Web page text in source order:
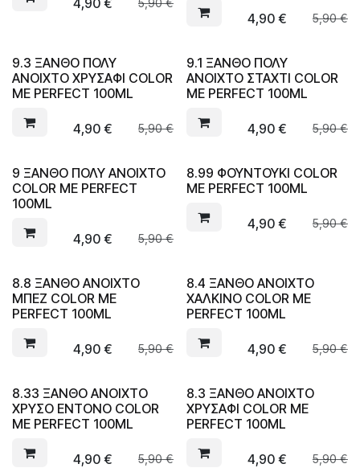
4,90€ 5,90€
9.3 ΞΑΝΘΟ ΠΟΛΥ
ΑΝΟΙΧΤΟ ΧΡΥΣΑΦΙ COLOR
ME PERFECT 100ML
4,90€ 5,90€
9.1 ΞΑΝΘΟ ΠΟΛΥ
ΑΝΟΙΧΤΟ ΣΤΑΧΤΙ COLOR
ME PERFECT 100ML
4,90€ 5,90€
9 ΞΑΝΘΟ ΠΟΛΥ ΑΝΟΙΧΤΟ
COLOR ME PERFECT
100ML
4,90€ 5,90€
8.99 ΦΟΥΝΤΟΥΚΙ COLOR
ME PERFECT 100ML
4,90€ 5,90€
8.8 ΞΑΝΘΟ ΑΝΟΙΧΤΟ
ΜΠΕΖ COLOR ME
PERFECT 100ML
4,90€ 5,90€
8.4 ΞΑΝΘΟ ΑΝΟΙΧΤΟ
ΧΑΛΚΙΝΟ COLOR ME
PERFECT 100ML
4,90€ 5,90€
8.33 ΞΑΝΘΟ ΑΝΟΙΧΤΟ
ΧΡΥΣΟ ΕΝΤΟΝΟ COLOR
ME PERFECT 100ML
4,90€ 5,90€
8.3 ΞΑΝΘΟ ΑΝΟΙΧΤΟ
ΧΡΥΣΑΦΙ COLOR ME
PERFECT 100ML
4,90€ 5,90€